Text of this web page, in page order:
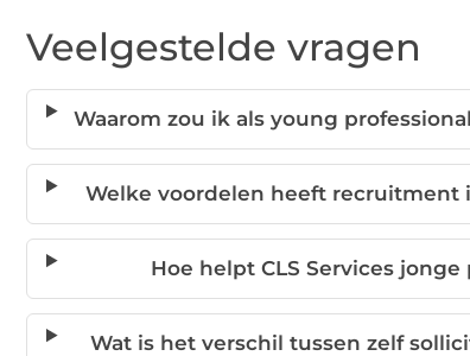
Veelgestelde vragen
Waarom zou ik als young
Welke voordelen heeft recruitment
Hoe helpt CLS Services
Wat is het verschil tussen zelf